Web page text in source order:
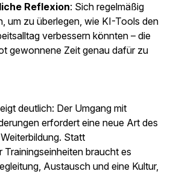
Reflexion: Sich regelmäßig
um zu überlegen, wie KI-Tools den
verbessern könnten – die
gewonnene Zeit genau dafür zu
deutlich: Der Umgang mit
erfordert eine neue Art des
Statt
Trainingseinheiten braucht es
Austausch und eine Kultur,